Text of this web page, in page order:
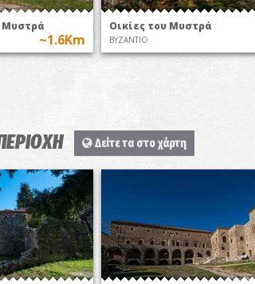
Μυστρά
~1.6Km
Οικίες του Μυστρά
ΒΥΖΑΝΤΙΟ
Δείτε τα στο χάρτη